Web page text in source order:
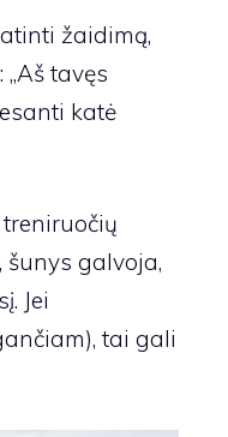
žaidimą,
tavęs
katė
šunys galvoja,
Jei
tai gali